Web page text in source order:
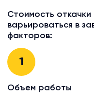
Стоимость
варьироваться в
факторов:
1
Объем работы